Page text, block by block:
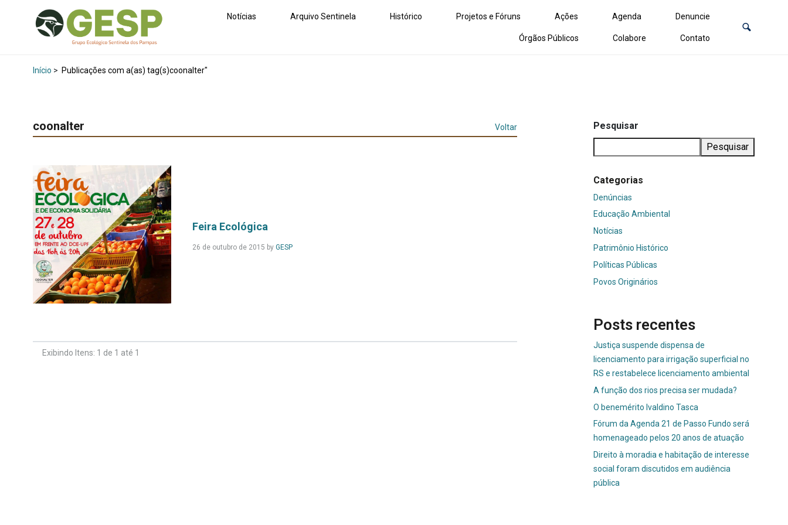
Notícias Arquivo Sentinela Histórico Projetos e Fóruns Ações Agenda Denuncie
Órgãos Públicos Colabore Contato
Início > Publicações com a(as) tag(s)coonalter"
coonalter Voltar
Feira Ecológica
26 de outubro de 2015 by GESPLeia
Exibindo Itens: 1 de 1 até 1
Pesquisar
Pesquisar
Categorias
Denúncias
Educação Ambiental
Notícias
Patrimônio Histórico
Políticas Públicas
Povos Originários
Posts recentes
Justiça suspende dispensa de
licenciamento para irrigação superficial no
RS e restabelece licenciamento ambiental
A função dos rios precisa ser mudada?
O benemérito Ivaldino Tasca
Fórum da Agenda 21 de Passo Fundo será
homenageado pelos 20 anos de atuação
Direito à moradia e habitação de interesse
social foram discutidos em audiência
pública